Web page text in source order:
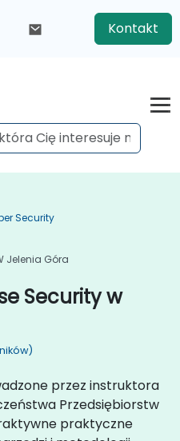
Kontakt
Security
Jelenia Góra
Security w
przez instruktora
Przedsiębiorstw
praktyczne